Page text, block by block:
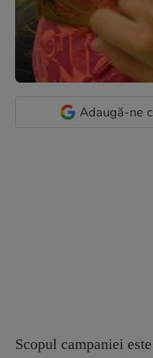
Adaugă-ne
Scopul campaniei